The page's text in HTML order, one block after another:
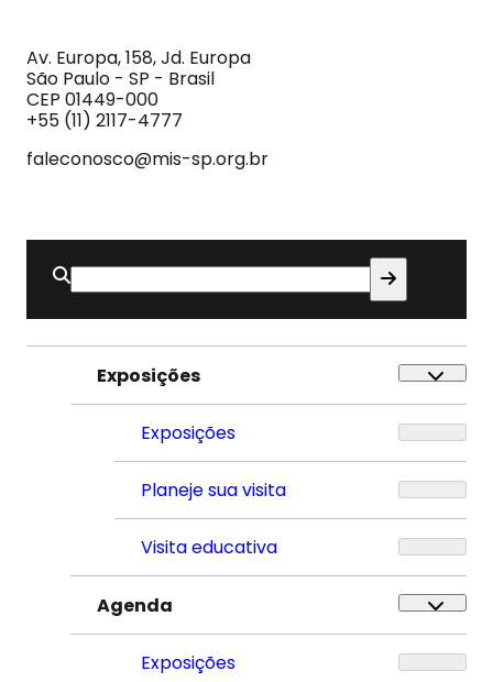
Imagem
e
do
Som
Av. Europa, 158, Jd. Europa
São Paulo - SP - Brasil
CEP 01449-000
+55 (11) 2117-4777
faleconosco@mis-sp.org.br
Buscar
por:
Exposições
Exposições
Planeje sua visita
Visita educativa
Agenda
Exposições